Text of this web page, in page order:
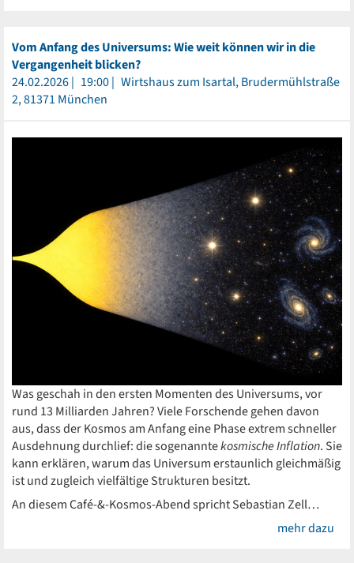
Vom Anfang des Universums: Wie weit können wir in die
Vergangenheit blicken?
24.02.2026
19:00
Wirtshaus zum Isartal, Brudermühlstraße
2, 81371 München
Was geschah in den ersten Momenten des Universums, vor
rund 13 Milliarden Jahren? Viele Forschende gehen davon
aus, dass der Kosmos am Anfang eine Phase extrem schneller
Ausdehnung durchlief: die sogenanntekosmische Inflation. Sie
kann erklären, warum das Universum erstaunlich gleichmäßig
ist und zugleich vielfältige Strukturen besitzt.
An diesem Café-&-Kosmos-Abend spricht Sebastian Zell…
mehr dazu